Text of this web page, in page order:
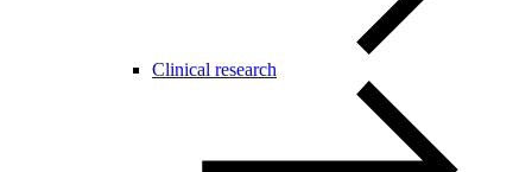
Clinical research